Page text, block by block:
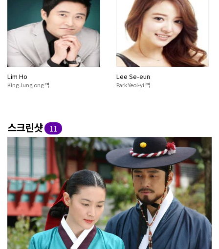
Lim Ho
King Jungjong 역
Lee Se-eun
Park Yeol-yi 역
스크린샷 11